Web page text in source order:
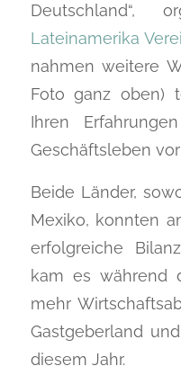
Deutschland“,
Lateinamerika
nahmen weitere
Foto ganz oben)
Ihren
Geschäftsleben vor
Beide Länder,
Mexiko, konnten
erfolgreiche
kam es während
mehr
Gastgeberland
diesem Jahr.